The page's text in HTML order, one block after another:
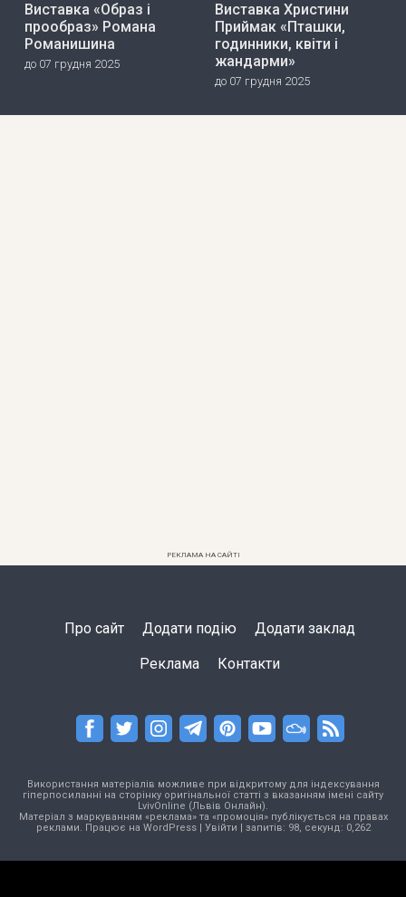
Виставка «Образ і
прообраз» Романа
Романишина
до 07 грудня 2025
Виставка Христини
Приймак «Пташки,
годинники, квіти і
жандарми»
до 07 грудня 2025
РЕКЛАМА НА САЙТІ
Про сайт Додати подію Додати заклад
Реклама Контакти
Використання матеріалів можливе при відкритому для індексування
гіперпосиланні на сторінку оригінальної статті з вказанням імені сайту
LvivOnline (Львів Онлайн).
Матеріал з маркуванням «реклама» та «промоція» публікується на правах
реклами. Працює на WordPress| Увійти | запитів: 98, секунд: 0,262